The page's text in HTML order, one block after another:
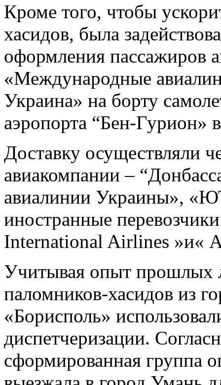
Кроме того, чтобы
хасидов, была
оформления пассажиров
«Международные
Украина» на борту
аэропорта “Бен-Гурион»
Доставку осуществляли
авиакомпании –
авиалинии Украины»,
иностранные
International Airlines »и«
Учитывая опыт прошлых
паломников-хасидов из
«Борисполь»
диспетчеризации.
сформированная группа